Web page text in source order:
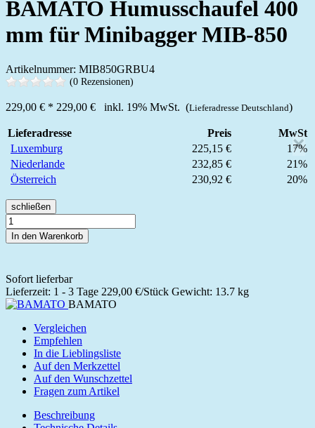
BAMATO Humusschaufel 400
mm für Minibagger MIB-850
Artikelnummer: MIB850GRBU4
(0 Rezensionen)
229,00 € * 229,00 € inkl. 19% MwSt. (Lieferadresse Deutschland)
×
Lieferadresse Preis
MwSt
Luxemburg
225,15 €
17%
Niederlande
232,85 €
21%
Österreich
230,92 € 20%
schließen
In den Warenkorb
Sofort lieferbar
Lieferzeit: 1 - 3 Tage 229,00 €/Stück Gewicht: 13.7 kg
BAMATO
Vergleichen
Empfehlen
In die Lieblingsliste
Auf den Merkzettel
Auf den Wunschzettel
Fragen zum Artikel
Beschreibung